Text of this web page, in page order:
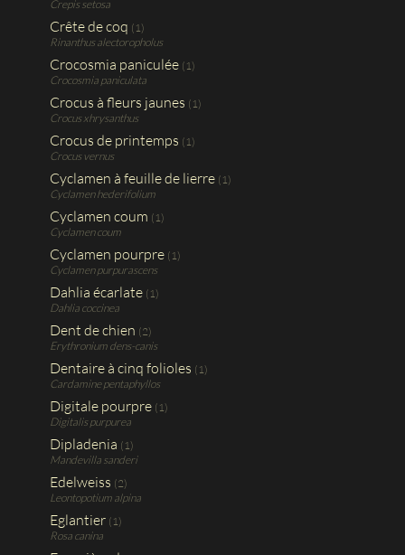
Crepis setosa
Crête de coq (1)
Rinanthus alectoropholus
Crocosmia paniculée (1)
Crocosmia paniculata
Crocus à fleurs jaunes (1)
Crocus xhrysanthus
Crocus de printemps (1)
Crocus vernus
Cyclamen à feuille de lierre (1)
Cyclamen hederifolium
Cyclamen coum (1)
Cyclamen coum
Cyclamen pourpre (1)
Cyclamen purpurascens
Dahlia écarlate (1)
Dahlia coccinea
Dent de chien (2)
Erythronium dens-canis
Dentaire à cinq folioles (1)
Cardamine pentaphyllos
Digitale pourpre (1)
Digitalis purpurea
Dipladenia (1)
Mandevilla sanderi
Edelweiss (2)
Leontopotium alpina
Eglantier (1)
Rosa canina